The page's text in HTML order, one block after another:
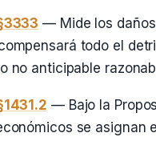
— Mide los
todo el
no anticipable
— Bajo la
se asignan